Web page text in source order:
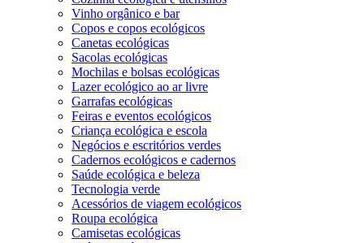
Vinho orgânico e bar
Copos e copos ecológicos
Canetas ecológicas
Sacolas ecológicas
Mochilas e bolsas ecológicas
Lazer ecológico ao ar livre
Garrafas ecológicas
Feiras e eventos ecológicos
Criança ecológica e escola
Negócios e escritórios verdes
Cadernos ecológicos e cadernos
Saúde ecológica e beleza
Tecnologia verde
Acessórios de viagem ecológicos
Roupa ecológica
Camisetas ecológicas